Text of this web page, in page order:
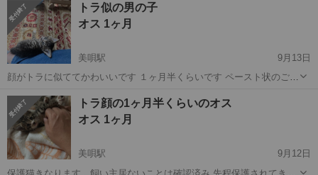
トラ似の男の子
オス 1ヶ月
美唄駅
9月13日
顔がトラに似ててかわいいです １ヶ月半くらいです ペースト状のご飯
特に問題ないので 譲渡後に病院へ行ってください 子猫の為、日中いる
方お願いします。
北海道 美唄市 美唄駅 猫
トラ顔の1ヶ月半くらいのオス
オス 1ヶ月
美唄駅
9月12日